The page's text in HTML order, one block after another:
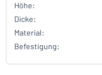
Höhe:
Dicke:
Material:
Befestigung: